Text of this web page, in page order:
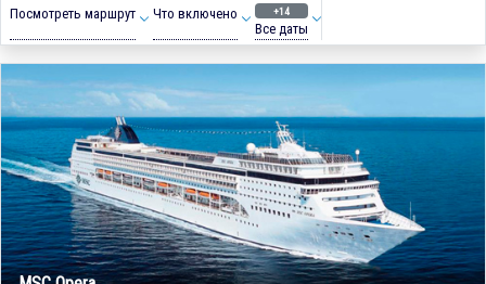
Посмотреть маршрут Что включено +14
Все даты